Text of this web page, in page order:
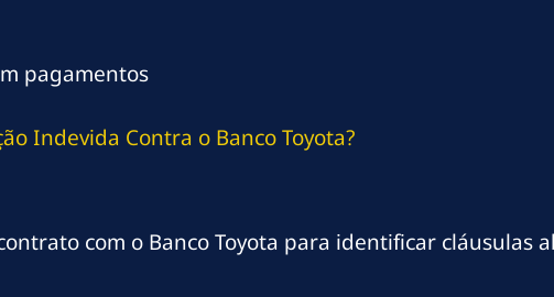
pagamentos
Indevida Contra o Banco Toyota?
com o Banco Toyota para identificar cláusulas